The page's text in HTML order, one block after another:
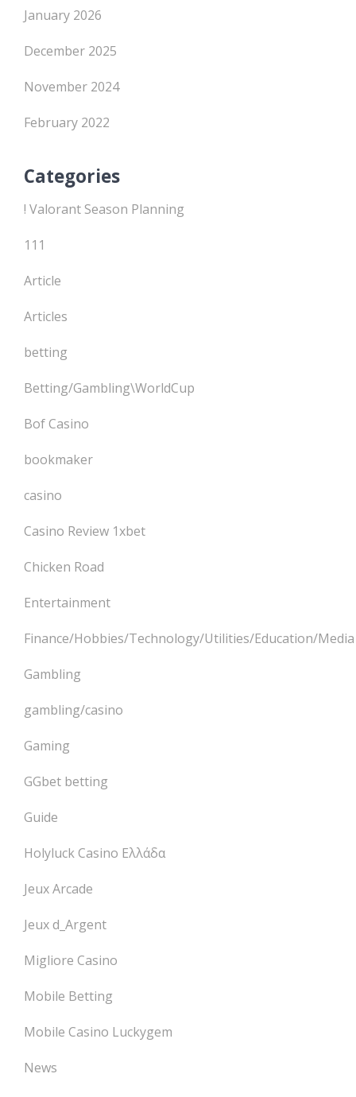
January 2026
December 2025
November 2024
February 2022
Categories
! Valorant Season Planning
111
Article
Articles
betting
Betting/Gambling\WorldCup
Bof Casino
bookmaker
casino
Casino Review 1xbet
Chicken Road
Entertainment
Finance/Hobbies/Technology/Utilities/Education/Media
Gambling
gambling/casino
Gaming
GGbet betting
Guide
Holyluck Casino Ελλάδα
Jeux Arcade
Jeux d_Argent
Migliore Casino
Mobile Betting
Mobile Casino Luckygem
News